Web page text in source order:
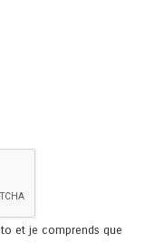
et je comprends que